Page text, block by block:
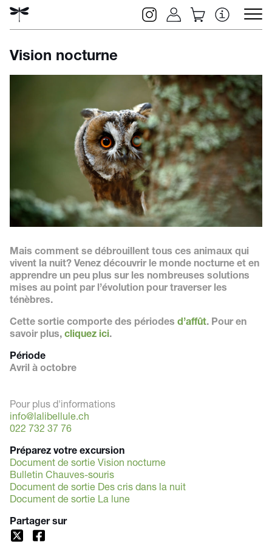
Rechercher
Vision nocturne
Mais comment se débrouillent tous ces animaux qui
vivent la nuit? Venez découvrir le monde nocturne et en
apprendre un peu plus sur les nombreuses solutions
mises au point par l’évolution pour traverser les
ténèbres.
Cette sortie comporte des périodes d’affût. Pour en
savoir plus, cliquez ici.
Période
Avril à octobre
Pour plus d'informations
info@lalibellule.ch
022 732 37 76
Préparez votre excursion
Document de sortie Vision nocturne
Bulletin Chauves-souris
Document de sortie Des cris dans la nuit
Document de sortie La lune
Partager sur